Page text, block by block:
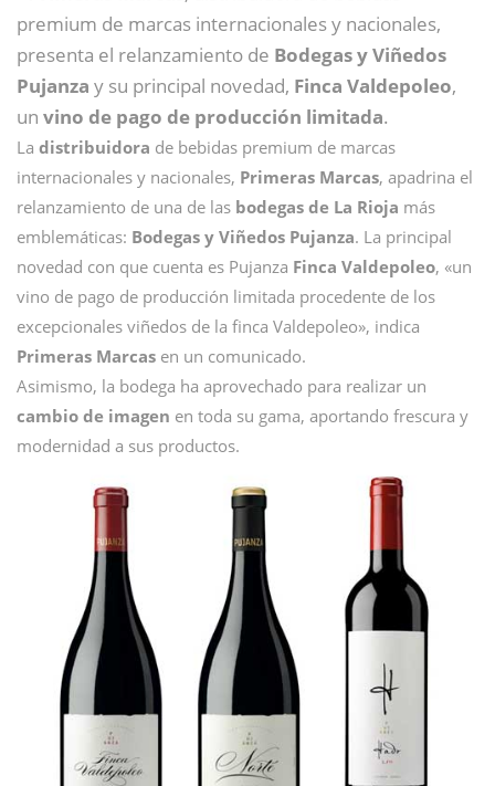
premium de marcas internacionales y nacionales,
presenta el relanzamiento de Bodegas y Viñedos
Pujanza y su principal novedad, Finca Valdepoleo,
un vino de pago de producción limitada.
La distribuidora de bebidas premium de marcas
internacionales y nacionales, Primeras Marcas, apadrina el
relanzamiento de una de las bodegas de La Rioja más
emblemáticas: Bodegas y Viñedos Pujanza. La principal
novedad con que cuenta es Pujanza Finca Valdepoleo, «un
vino de pago de producción limitada procedente de los
excepcionales viñedos de la finca Valdepoleo», indica
Primeras Marcas en un comunicado.
Asimismo, la bodega ha aprovechado para realizar un
cambio de imagen en toda su gama, aportando frescura y
modernidad a sus productos.